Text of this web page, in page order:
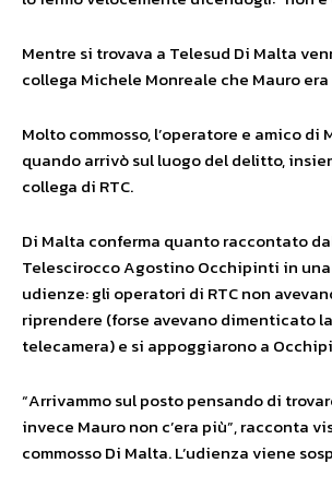
Mentre si trovava a Telesud Di Malta
collega Michele Monreale che Mauro
Molto commosso, l’operatore e amico di
quando arrivò sul luogo del delitto,
collega di RTC.
Di Malta conferma quanto raccontato
Telescirocco Agostino Occhipinti in
udienze: gli operatori di RTC non
riprendere (forse avevano dimenticato
telecamera) e si appoggiarono a
“Arrivammo sul posto pensando di
invece Mauro non c’era più”, racconta
commosso Di Malta. L’udienza viene